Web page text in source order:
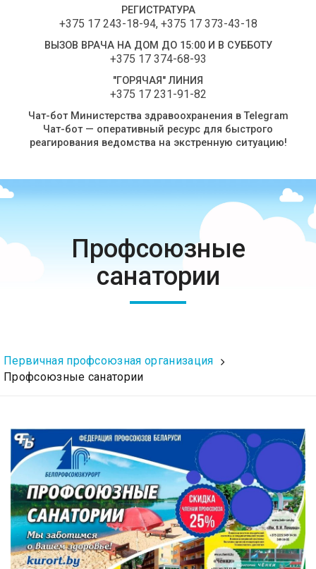
РЕГИСТРАТУРА
+375 17 243-18-94, +375 17 373-43-18
ВЫЗОВ ВРАЧА НА ДОМ ДО 15:00 И В СУББОТУ
+375 17 374-68-93
"ГОРЯЧАЯ" ЛИНИЯ
+375 17 231-91-82
Чат-бот Министерства здравоохранения в Telegram
Чат-бот — оперативный ресурс для быстрого
реагирования ведомства на экстренную ситуацию!
Профсоюзные
санатории
Первичная профсоюзная организация
Профсоюзные санатории